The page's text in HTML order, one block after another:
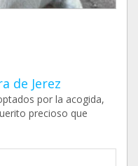
de Jerez
por la acogida,
precioso que